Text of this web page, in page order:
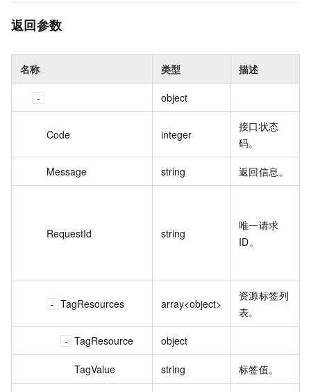
返回参数
名称 类型 描述
object
Code integer
接口状态
码。
Message string 返回信息。
RequestId string
唯一请求
ID。
TagResources array<object>
资源标签列
表。
TagResource object
TagValue string 标签值。